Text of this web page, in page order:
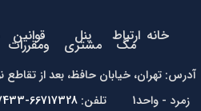
خانه ارتباط
مگ پنل
مشتری قوانین
ومقررات
زمرد - واحد1 تلفن:
66717328-66727433